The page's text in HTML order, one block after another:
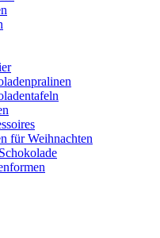
für Weihnachten